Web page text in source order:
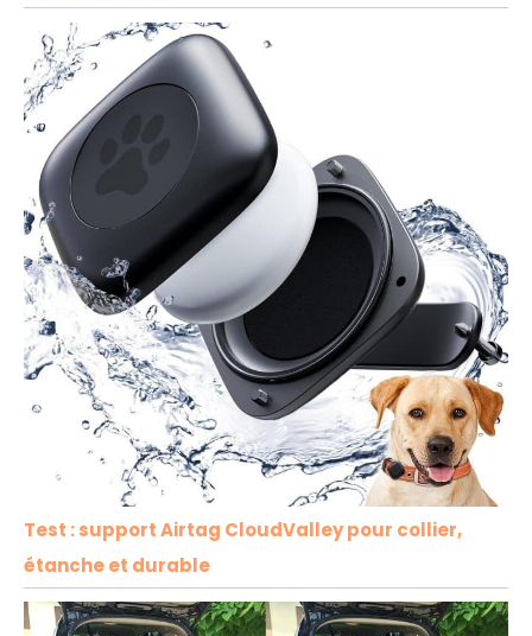
Test : support Airtag CloudValley pour collier,
étanche et durable